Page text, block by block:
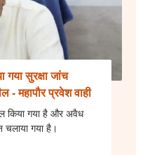
गया सुरक्षा जांच
- महापौर प्रवेश वाही
किया गया है और अवैध
चलाया गया है।